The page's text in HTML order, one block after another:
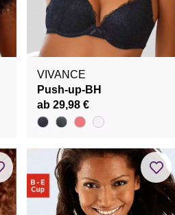
VIVANCE
Push-up-BH
ab 29,98 €